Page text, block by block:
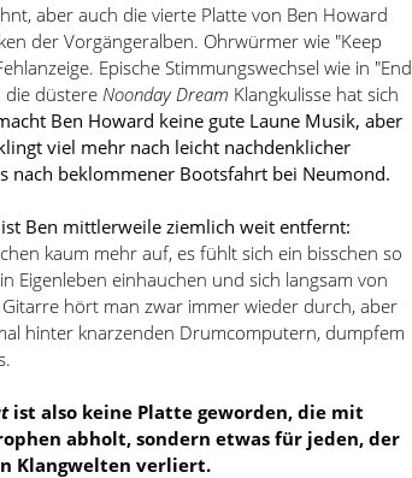
aber auch die vierte Platte von Ben Howard
der Vorgängeralben. Ohrwürmer wie "Keep
Epische Stimmungswechsel wie in "End
die düstere Noonday Dream Klangkulisse hat sich
Ben Howard keine gute Laune Musik, aber
viel mehr nach leicht nachdenklicher
nach beklommener Bootsfahrt bei Neumond.
Ben mittlerweile ziemlich weit entfernt:
kaum mehr auf, es fühlt sich ein bisschen so
Eigenleben einhauchen und sich langsam von
hört man zwar immer wieder durch, aber
hinter knarzenden Drumcomputern, dumpfem
ist also keine Platte geworden, die mit
abholt, sondern etwas für jeden, der
Klangwelten verliert.